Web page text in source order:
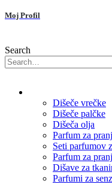
Moj Profil
Search
Dišeče vrečke
Dišeče palčke
Dišeča olja
Parfum za
Seti parfumov
Parfum za
Dišave za
Parfumi za